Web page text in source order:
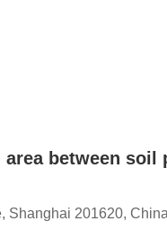
between soil
Shanghai 201620, China